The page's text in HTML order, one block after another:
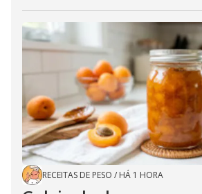
RECEITAS DE PESO / HÁ 1 HORA